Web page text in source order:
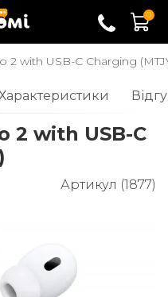
0
2 with USB-C Charging
2 with USB-C
Артикул (1877)